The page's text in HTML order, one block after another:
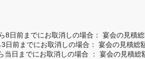
8日前までにお取消しの場合： 宴会の見積
日前までにお取消しの場合： 宴会の見積総
当日までにお取消しの場合 ： 宴会の見積総